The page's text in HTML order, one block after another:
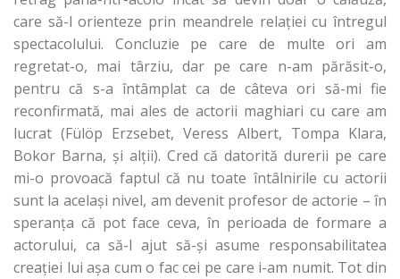
care să-l orienteze prin meandrele relaţiei cu întregul
spectacolului. Concluzie pe care de multe ori am
regretat-o, mai târziu, dar pe care n-am părăsit-o,
pentru că s-a întâmplat ca de câteva ori să-mi fie
reconfirmată, mai ales de actorii maghiari cu care am
lucrat (Fülöp Erzsebet, Veress Albert, Tompa Klara,
Bokor Barna, şi alţii). Cred că datorită durerii pe care
mi-o provoacă faptul că nu toate întâlnirile cu actorii
sunt la acelaşi nivel, am devenit profesor de actorie – în
speranţa că pot face ceva, în perioada de formare a
actorului, ca să-l ajut să-şi asume responsabilitatea
creaţiei lui aşa cum o fac cei pe care i-am numit. Tot din